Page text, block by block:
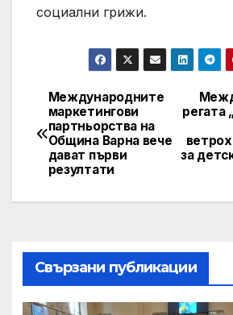
социални грижи.
Post
navigation
регата
за
Международните
маркетингови
партньорства на
Община Варна вече
дават първи
резултати
Свързани публикации